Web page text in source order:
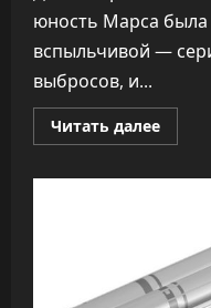
юность Марса
вспыльчивой —
выбросов, и...
Читать далее